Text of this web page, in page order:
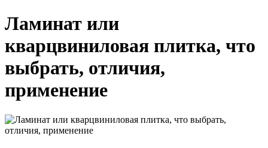
Ламинат или
кварцвиниловая плитка, что
выбрать, отличия,
применение